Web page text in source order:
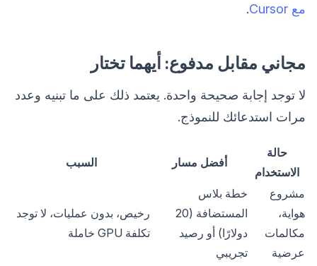
مع Cursor
.
مجاني مقابل مدفوع: أيهما تختار
لا توجد إجابة صحيحة واحدة. يعتمد ذلك على ما تبنيه وعدد
مرات استدعائك للنموذج.
حالة
الاستخدام
أفضل مسار السبب
مشروع
هواية،
مكالمات
عرضية
خطة بلاس
المستضافة (20
دولارًا) أو رصيد
تجريبي
رخيص، بدون عمليات، لا توجد
تكلفة GPU خاملة